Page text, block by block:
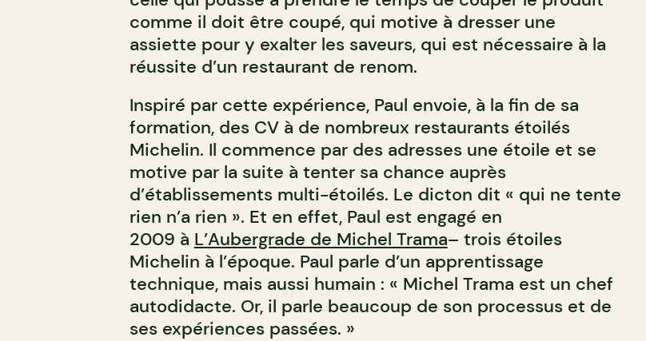
comme il doit être coupé, qui motive à dresser une
assiette pour y exalter les saveurs, qui est nécessaire à la
réussite d’un restaurant de renom.
Inspiré par cette expérience, Paul envoie, à la fin de sa
formation, des CV à de nombreux restaurants étoilés
Michelin. Il commence par des adresses une étoile et se
motive par la suite à tenter sa chance auprès
d’établissements multi-étoilés. Le dicton dit « qui ne tente
rien n’a rien ». Et en effet, Paul est engagé en
2009 à L’Aubergrade de Michel Trama– trois étoiles
Michelin à l’époque. Paul parle d’un apprentissage
technique, mais aussi humain : « Michel Trama est un chef
autodidacte. Or, il parle beaucoup de son processus et de
ses expériences passées. »